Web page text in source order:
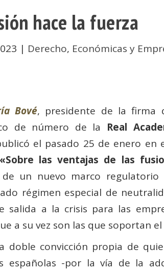
hace la fuerza
| Derecho, Económicas y
Bové, presidente de la firma
de número de la Real
el pasado 25 de enero en
«Sobre las ventajas de las
de un nuevo marco
régimen especial de
salida a la crisis para las
a su vez son las que soportan
doble convicción propia de
españolas -por la vía de la